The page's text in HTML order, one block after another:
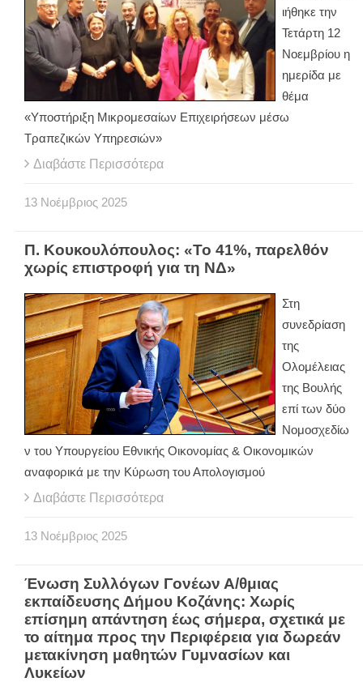
ιήθηκε την
Τετάρτη 12
Νοεμβρίου η
ημερίδα με
θέμα
«Υποστήριξη Μικρομεσαίων Επιχειρήσεων μέσω
Τραπεζικών Υπηρεσιών»
Διαβάστε Περισσότερα
13 Νοέμβριος 2025
Π. Κουκουλόπουλος: «Το 41%, παρελθόν
χωρίς επιστροφή για τη ΝΔ»
Στη
συνεδρίαση
της
Ολομέλειας
της Βουλής
επί των δύο
Νομοσχεδίω
ν του Υπουργείου Εθνικής Οικονομίας & Οικονομικών
αναφορικά με την Κύρωση του Απολογισμού
Διαβάστε Περισσότερα
13 Νοέμβριος 2025
Ένωση Συλλόγων Γονέων Α/θμιας
εκπαίδευσης Δήμου Κοζάνης: Χωρίς
επίσημη απάντηση έως σήμερα, σχετικά με
το αίτημα προς την Περιφέρεια για δωρεάν
μετακίνηση μαθητών Γυμνασίων και
Λυκείων